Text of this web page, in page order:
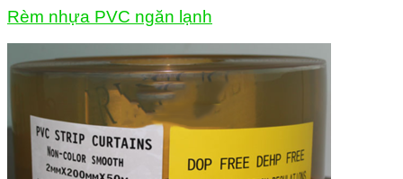
Rèm nhựa PVC ngăn lạnh